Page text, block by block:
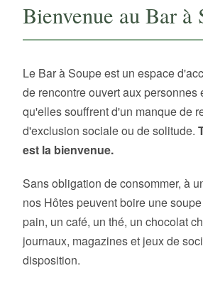
Bienvenue au Bar à
Le Bar à Soupe est un espace
de rencontre ouvert aux personnes
qu'elles souffrent d'un manque de
d'exclusion sociale ou de solitude.
est la bienvenue.
Sans obligation de consommer, à
nos Hôtes peuvent boire une
pain, un café, un thé, un chocolat
journaux, magazines et jeux de
disposition.